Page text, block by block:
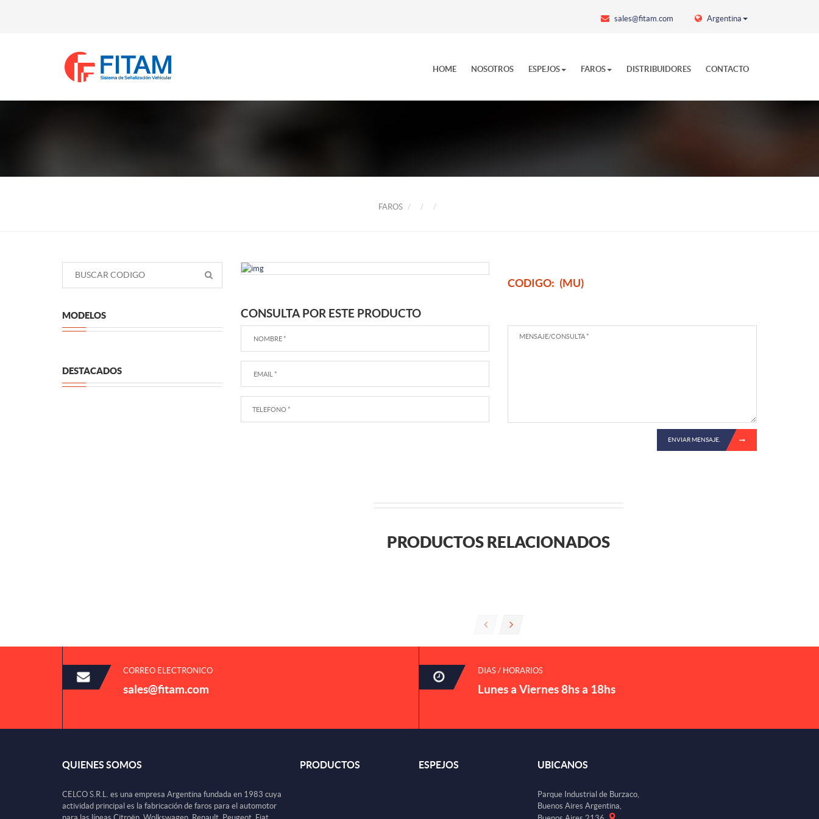
sales@fitam.com Argentina
HOME NOSOTROS ESPEJOS FAROS DISTRIBUIDORES CONTACTO
FAROS
MODELOS
DESTACADOS
CODIGO: (MU)
CONSULTA POR ESTE PRODUCTO
ENVIAR MENSAJE.
PRODUCTOS RELACIONADOS
CORREO ELECTRONICO
sales@fitam.com
DIAS / HORARIOS
Lunes a Viernes 8hs a 18hs
QUIENES SOMOS
CELCO S.R.L. es una empresa Argentina fundada en 1983 cuya
actividad principal es la fabricación de faros para el automotor
PRODUCTOS ESPEJOS UBICANOS
Parque Industrial de Burzaco,
Buenos Aires Argentina,